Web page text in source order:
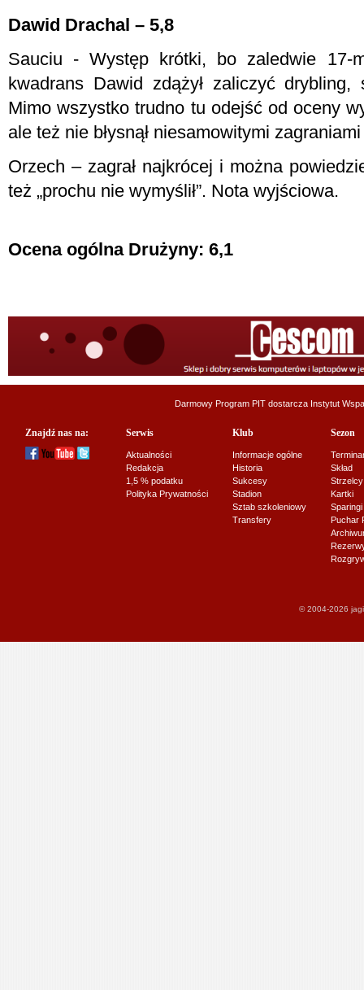
Dawid Drachal – 5,8
Sauciu - Występ krótki, bo zaledwie 17-
kwadrans Dawid zdążył zaliczyć drybling,
Mimo wszystko trudno tu odejść od oceny
ale też nie błysnął niesamowitymi
Orzech – zagrał najkrócej i można
też „prochu nie wymyślił”. Nota wyjściowa.
Ocena ogólna Drużyny: 6,1
Darmowy Program PIT dostarcza Instytut
Znajdź nas na: Serwis
Aktualności
Redakcja
1,5 % podatku
Polityka Prywatności
Klub
Informacje ogólne
Historia
Sukcesy
Stadion
Sztab szkoleniowy
Transfery
Sezon
Skład
Strzelcy
Kartki
Sparingi
Puchar
© 2004-2026